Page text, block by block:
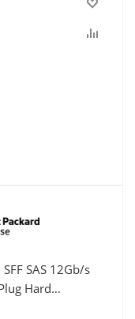
SAS 12Gb/s
Hard
SmartDrive